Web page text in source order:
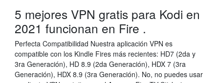
5 mejores VPN gratis para Kodi en
2021 funcionan en Fire .
Perfecta Compatibilidad Nuestra aplicación VPN es
compatible con los Kindle Fires más recientes: HD7 (2da y
3ra Generación), HD 8.9 (2da Generación), HDX 7 (3ra
Generación), HDX 8.9 (3ra Generación). No, no puedes usar